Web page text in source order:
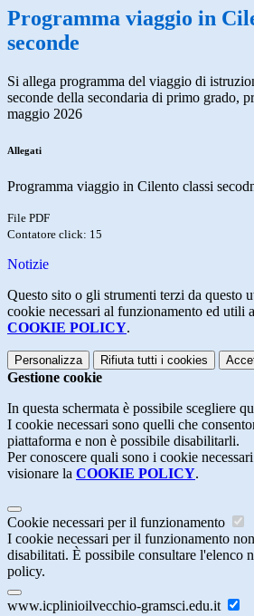
Programma viaggio in
seconde
Si allega programma del viaggio di
seconde della secondaria di primo grado,
maggio 2026
Allegati
Programma viaggio in Cilento classi
File PDF
Contatore click: 15
Notizie
Questo sito o gli strumenti terzi da questo
cookie necessari al funzionamento ed utili
COOKIE POLICY.
Personalizza Rifiuta tutti i cookies
Gestione cookie
In questa schermata è possibile scegliere
I cookie necessari sono quelli che
piattaforma e non è possibile disabilitarli.
Per conoscere quali sono i cookie
visionare la COOKIE POLICY.
Cookie necessari per il funzionamento
I cookie necessari per il funzionamento
disabilitati. È possibile consultare l'elenco
policy.
www.icplinioilvecchio-gramsci.edu.it